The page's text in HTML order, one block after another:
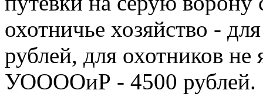
охотничье хозяйство -
рублей, для охотников
УООООиР - 4500 рублей.